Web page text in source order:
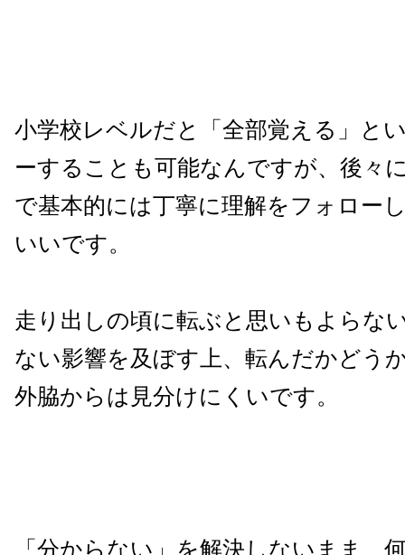
小学校レベルだと「全部覚える」と
ーすることも可能なんですが、後々
で基本的には丁寧に理解をフォロー
いいです。
走り出しの頃に転ぶと思いもよらな
ない影響を及ぼす上、転んだかどう
外脇からは見分けにくいです。
「分からない」を解決しないまま、